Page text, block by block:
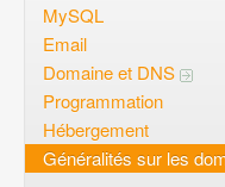
Connexion
MySQL
Email
Domaine et DNS
Programmation
Hébergement
Généralités sur les